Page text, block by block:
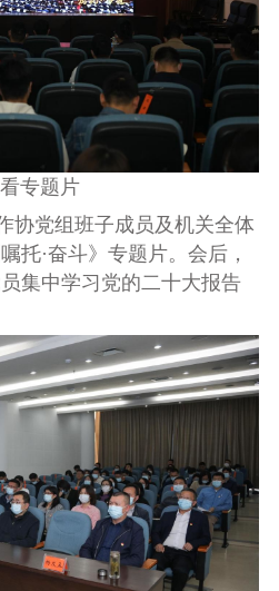
专题片
协党组班子成员及机关全体
托·奋斗》专题片。会后，
员集中学习党的二十大报告